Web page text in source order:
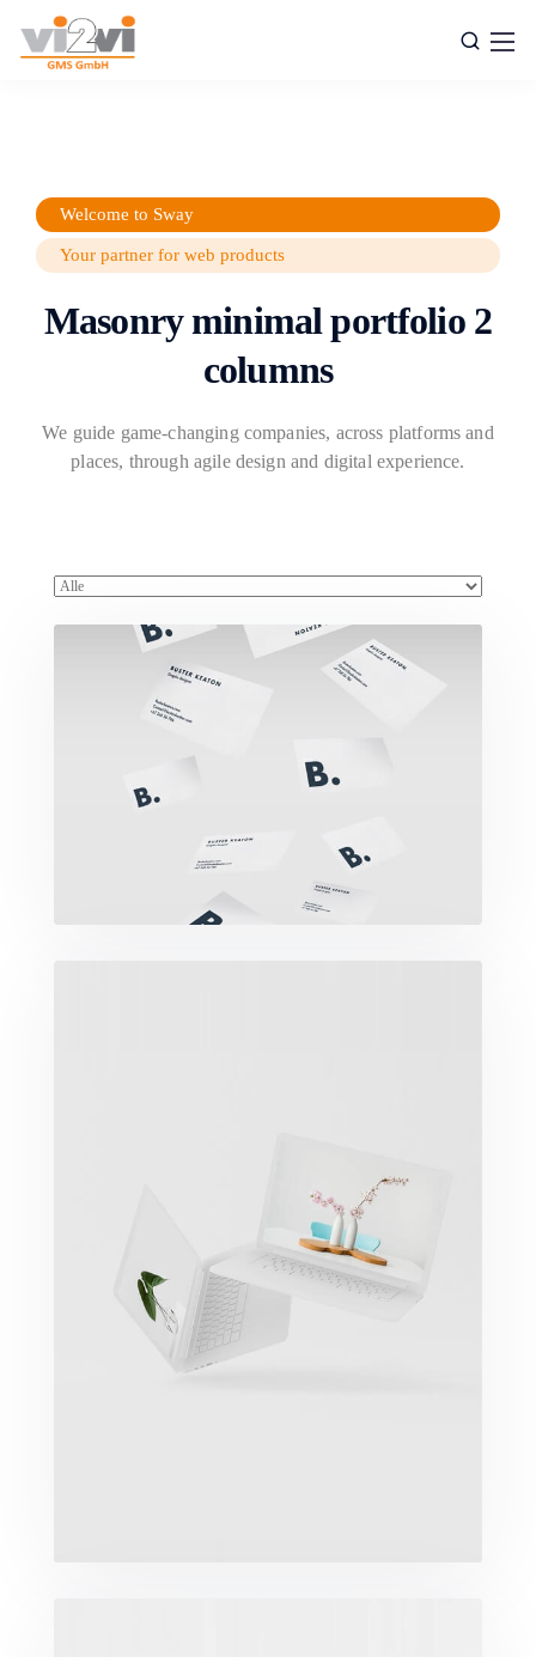
Welcome to Sway
Your partner for web products
Masonry minimal portfolio 2
columns
We guide game-changing companies, across platforms and
places, through agile design and digital experience.
Buster Keaton Project
Great Work Done